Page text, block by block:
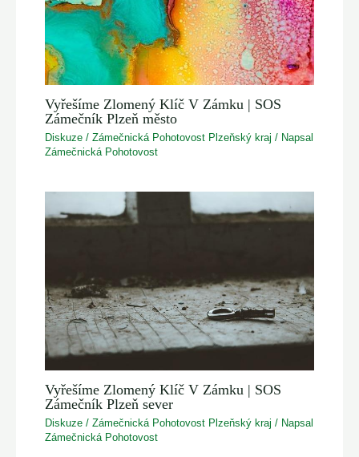
Vyřešíme Zlomený Klíč V Zámku | SOS
Zámečník Plzeň město
Diskuze /Zámečnická Pohotovost Plzeňský kraj / Napsal
Zámečnická Pohotovost
Vyřešíme Zlomený Klíč V Zámku | SOS
Zámečník Plzeň sever
Diskuze /Zámečnická Pohotovost Plzeňský kraj / Napsal
Zámečnická Pohotovost